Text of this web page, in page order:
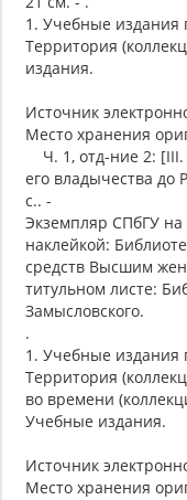
1. Учебные издания
Территория
издания.
Источник
Место хранения
Ч. 1, отд-ние 2:
его владычества до
с.. -
Экземпляр СПбГУ на
наклейкой:
средств Высшим
титульном листе:
Замысловского.
.
1. Учебные издания
Территория
во времени
Учебные издания.
Источник
Место хранения